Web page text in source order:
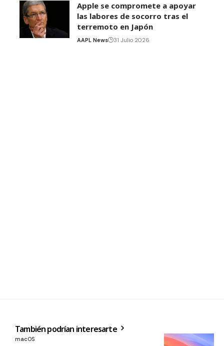
Apple se compromete a apoyar
las labores de socorro tras el
terremoto en Japón
AAPL News 31 Julio 2026
También podrían interesarte
macOS